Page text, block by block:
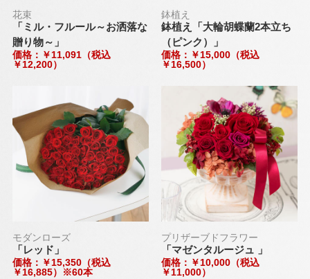
花束
「ミル・フルール～お洒落な
贈り物～」
価格：￥11,091（税込
￥12,200）
鉢植え
鉢植え「大輪胡蝶蘭2本立ち
（ピンク）」
価格：￥15,000（税込
￥16,500）
モダンローズ
「レッド」
価格：￥15,350（税込
￥16,885）※60本
プリザーブドフラワー
「マゼンタルージュ 」
価格：￥10,000（税込
￥11,000）